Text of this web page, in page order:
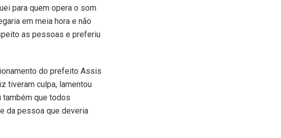
para quem opera o som
em meia hora e não
as pessoas e preferiu
do prefeito Assis
tiveram culpa, lamentou
também que todos
da pessoa que deveria